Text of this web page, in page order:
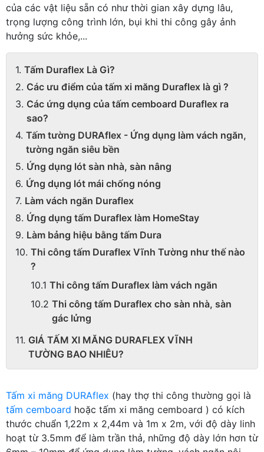
của các vật liệu sẵn có như thời gian xây dựng lâu,
trọng lượng công trình lớn, bụi khi thi công gây ảnh
hưởng sức khỏe,...
Tấm Duraflex Là Gì?
Các ưu điểm của tấm xi măng Duraflex là gì ?
Các ứng dụng của tấm cemboard Duraflex ra
sao?
Tấm tường DURAflex - Ứng dụng làm vách ngăn,
tường ngăn siêu bền
Ứng dụng lót sàn nhà, sàn nâng
Ứng dụng lót mái chống nóng
Làm vách ngăn Duraflex
Ứng dụng tấm Duraflex làm HomeStay
Làm bảng hiệu bằng tấm Dura
Thi công tấm Duraflex Vĩnh Tường như thế nào
?
Thi công tấm Duraflex làm vách ngăn
Thi công tấm Duraflex cho sàn nhà, sàn
gác lửng
GIÁ TẤM XI MĂNG DURAFLEX VĨNH
TƯỜNG BAO NHIÊU?
Tấm xi măng DURAflex (hay thợ thi công thường gọi là
tấm cemboard hoặc tấm xi măng cemboard ) có kích
thước chuẩn 1,22m x 2,44m và 1m x 2m, với độ dày linh
hoạt từ 3.5mm để làm trần thả, những độ dày lớn hơn từ